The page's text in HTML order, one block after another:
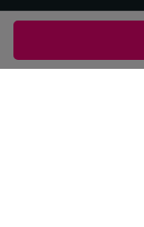
O nas
Polityka prywatności i